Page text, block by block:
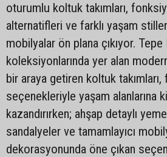
oturumlu koltuk takımları,
alternatifleri ve farklı yaşam
mobilyalar ön plana çıkıyor. Tepe
koleksiyonlarında yer alan
bir araya getiren koltuk
seçenekleriyle yaşam alanlarına
kazandırırken; ahşap detaylı
sandalyeler ve tamamlayıcı
dekorasyonunda öne çıkan